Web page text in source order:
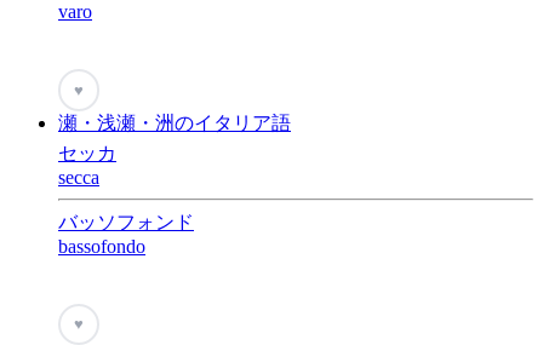
varo
♥
瀬・浅瀬・洲のイタリア語
セッカ
secca
バッソフォンド
bassofondo
♥